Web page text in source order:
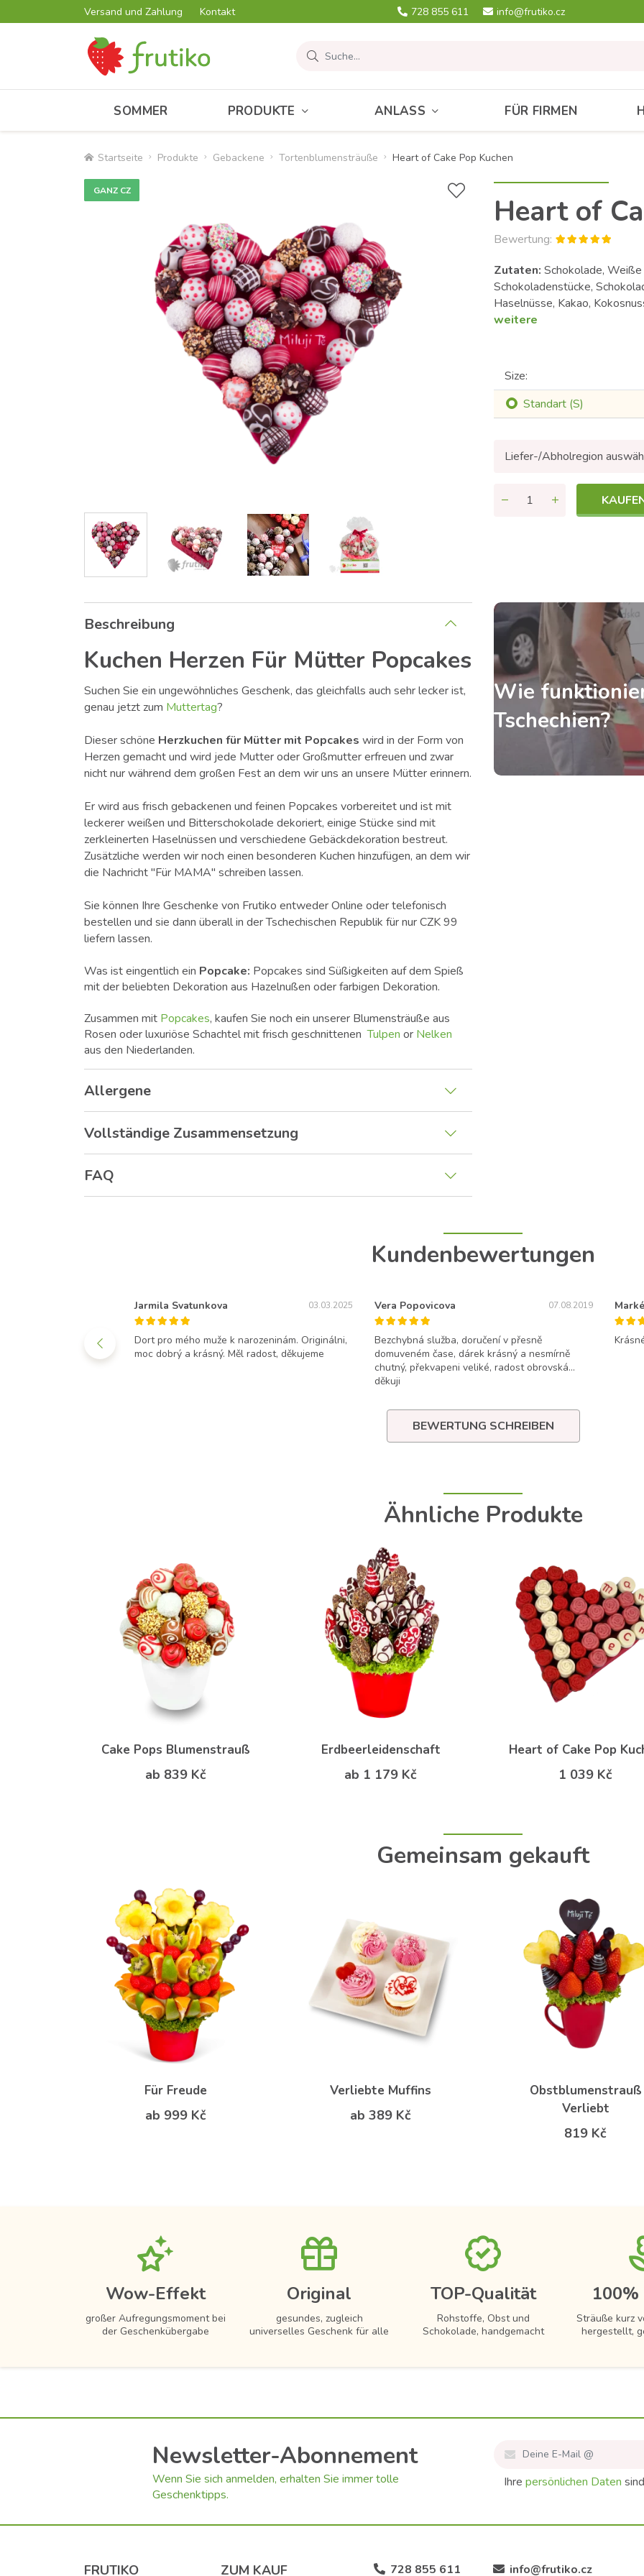
Versand und Zahlung Kontakt 728 855 611 info@frutiko.cz
SOMMER PRODUKTE ANLASS FÜR FIRMEN
Startseite Produkte Gebackene Tortenblumensträuße Heart of Cake Pop Kuchen
GANZ CZ
Heart of
Bewertung:
Zutaten: Schokolade,
Schokoladenstücke,
Haselnüsse, Kakao,
weitere
Size:
Standart (S)
Liefer-/Abholregion
Beschreibung
Kuchen Herzen Für Mütter Popcakes
Suchen Sie ein ungewöhnliches Geschenk, das gleichfalls auch sehr lecker ist,
genau jetzt zum Muttertag?
Dieser schöne Herzkuchen für Mütter mit Popcakes wird in der Form von
Herzen gemacht und wird jede Mutter oder Großmutter erfreuen und zwar
nicht nur während dem großen Fest an dem wir uns an unsere Mütter erinnern.
Er wird aus frisch gebackenen und feinen Popcakes vorbereitet und ist mit
leckerer weißen und Bitterschokolade dekoriert, einige Stücke sind mit
zerkleinerten Haselnüssen und verschiedene Gebäckdekoration bestreut.
Zusätzliche werden wir noch einen besonderen Kuchen hinzufügen, an dem wir
die Nachricht "Für MAMA" schreiben lassen.
Sie können Ihre Geschenke von Frutiko entweder Online oder telefonisch
bestellen und sie dann überall in der Tschechischen Republik für nur CZK 99
liefern lassen.
Was ist eingentlich ein Popcake: Popcakes sind Süßigkeiten auf dem Spieß
mit der beliebten Dekoration aus Hazelnußen oder farbigen Dekoration.
Zusammen mit Popcakes, kaufen Sie noch ein unserer Blumensträuße aus
Rosen oder luxuriöse Schachtel mit frisch geschnittenenTulpen or Nelken
aus den Niederlanden.
Allergene
Vollständige Zusammensetzung
FAQ
Wie
Tschechien?
Kundenbewertungen
ve skutečnosti
Jarmila Svatunkova 03.03.2025
Dort pro mého muže k narozeninám. Originálni,
moc dobrý a krásný. Měl radost, děkujeme
Vera Popovicova 07.08.2019
Bezchybná služba, doručení v přesně
domuveném čase, dárek krásný a nesmírně
chutný, překvapeni veliké, radost obrovská...
děkuji
BEWERTUNG SCHREIBEN
Ähnliche Produkte
Cake Pops Blumenstrauß
ab 839 Kč
Erdbeerleidenschaft
ab 1 179 Kč
Heart of Cake Pop
1 039 Kč
Gemeinsam gekauft
Für Freude
ab 999 Kč
Verliebte Muffins
ab 389 Kč
Obstblumenstrauß
Verliebt
819 Kč
Wow-Effekt
großer Aufregungsmoment bei
der Geschenkübergabe
Original
gesundes, zugleich
universelles Geschenk für alle
TOP-Qualität
Rohstoffe, Obst und
Schokolade, handgemacht
100%
Sträuße kurz
hergestellt,
Newsletter-Abonnement
Wenn Sie sich anmelden, erhalten Sie immer tolle
Geschenktipps.
Ihre persönlichen Daten
728 855 611 info@frutiko.cz
FRUTIKO ZUM KAUF